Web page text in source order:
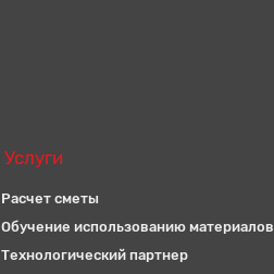
Услуги
Расчет сметы
Обучение использованию материалов
Технологический партнер